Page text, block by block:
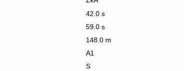
42.0 s
59.0 s
148.0 m
A1
S